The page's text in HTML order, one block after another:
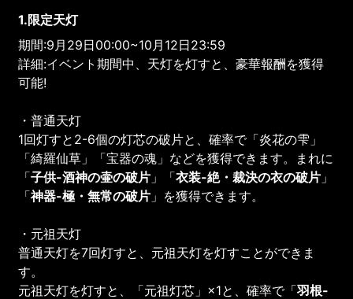
1.限定天灯
期間:9月29日00:00~10月12日23:59
詳細:イベント期間中、天灯を灯すと、豪華報酬を獲得
可能!
・普通天灯
1回灯すと2-6個の灯芯の破片と、確率で「炎花の雫」
「綺羅仙草」「宝器の魂」などを獲得できます。まれに
「子供-酒神の壷の破片 」「衣装-絶・裁決の衣の破片 」
「神器-極・無常の破片 」を獲得できます。
・元祖天灯
普通天灯を7回灯すと、元祖天灯を灯すことができま
す。
元祖天灯を灯すと、「元祖灯芯」×1と、確率で「羽根-